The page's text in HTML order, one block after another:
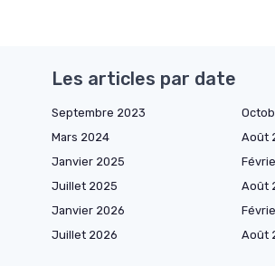
Les articles par date
Septembre 2023
Mars 2024
Août
Janvier 2025
Juillet 2025
Août
Janvier 2026
Juillet 2026
Août